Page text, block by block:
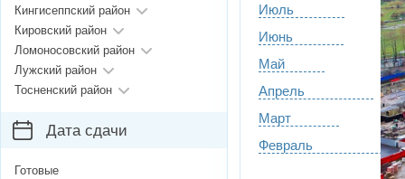
Июль
Июнь
Май
Апрель
Март
Февраль
Кингисеппский район
Кировский район
Ломоносовский район
Лужский район
Тосненский район
Дата сдачи
Готовые